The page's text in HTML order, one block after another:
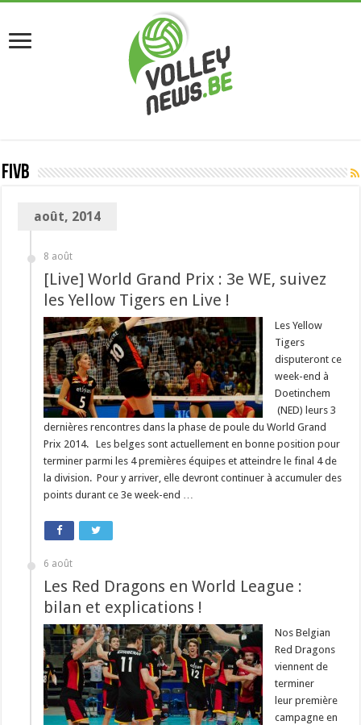
FIVB
août, 2014
8 août
[Live] World Grand Prix : 3e WE, suivez
les Yellow Tigers en Live !
Les Yellow
Tigers
disputeront ce
week-end à
Doetinchem
(NED) leurs 3
dernières rencontres dans la phase de poule du World Grand
Prix 2014. Les belges sont actuellement en bonne position pour
terminer parmi les 4 premières équipes et atteindre le final 4 de
la division. Pour y arriver, elle devront continuer à accumuler des
points durant ce 3e week-end …
6 août
Les Red Dragons en World League :
bilan et explications !
Nos Belgian
Red Dragons
viennent de
terminer
leur première
campagne en